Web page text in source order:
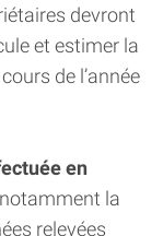
devront
et estimer la
de l’année
en
la
relevées